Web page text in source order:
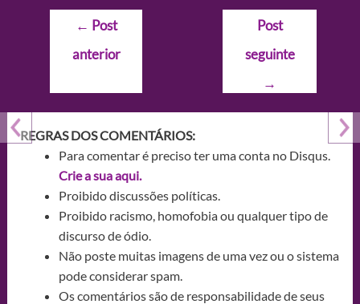
Navegação
Post
← Post
anterior
Post
seguinte
→
REGRAS DOS COMENTÁRIOS:
Para comentar é preciso ter uma conta no Disqus.
Crie a sua aqui.
Proibido discussões políticas.
Proibido racismo, homofobia ou qualquer tipo de
discurso de ódio.
Não poste muitas imagens de uma vez ou o sistema
pode considerar spam.
Os comentários são de responsabilidade de seus